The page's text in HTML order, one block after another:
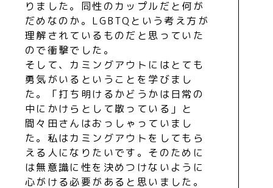
りました。同性のカップルだと何が
だめなのか。LGBTQという考え方が
理解されているものだと思っていた
ので衝撃でした。
そして、カミングアウトにはとても
勇気がいるということを学びまし
た。「打ち明けるかどうかは日常の
中にかけらとして散っている」と
間々田さんはおっしゃっていまし
た。私はカミングアウトをしてもら
える人になりたいです。そのために
は無意識に性を決めつけないように
心がける必要があると思いました。